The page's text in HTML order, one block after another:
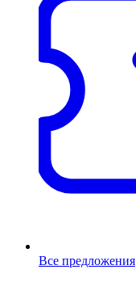
Все предложения